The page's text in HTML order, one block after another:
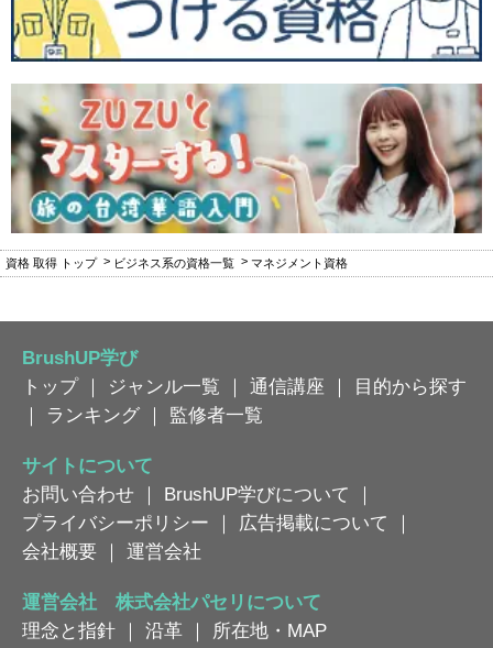
資格 取得 トップ ビジネス系の資格一覧 マネジメント資格
BrushUP学び
トップ｜ ジャンル一覧 ｜ 通信講座 ｜
目的から探す
｜
ランキング ｜ 監修者一覧
サイトについて
お問い合わせ ｜ BrushUP学びについて
｜
プライバシーポリシー ｜ 広告掲載について
｜
会社概要 ｜ 運営会社
運営会社 株式会社パセリについて
理念と指針 ｜ 沿革 ｜ 所在地・MAP